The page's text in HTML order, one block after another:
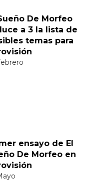
De Morfeo
a 3 la lista de
temas para
ensayo de El
De Morfeo en